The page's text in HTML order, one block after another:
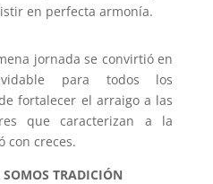
en perfecta armonía.
jornada se convirtió en
para todos los
fortalecer el arraigo a las
que caracterizan a la
con creces.
TRADICIÓN